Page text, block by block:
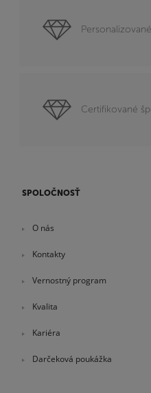
Certifikované
SPOLOČNOSŤ
O nás
Kontakty
Vernostný program
Kvalita
Kariéra
Darčeková poukážka